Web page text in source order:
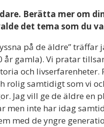
Berätta mer om
det tema som du
på de äldre” träffar
år gamla). Vi pratar
och livserfarenheter.
rolig samtidigt som vi
Jag vill ge de äldre en
men inte har idag
med de yngre